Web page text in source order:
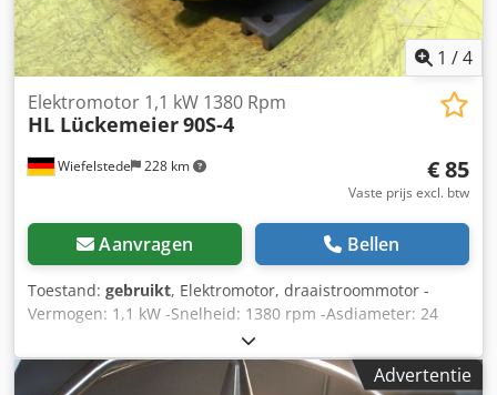
1 /4
Wiefelstede 228 km
Elektromotor 1,1 kW 1380 Rpm
HL Lückemeier90S-4
€ 85
Vaste prijs excl. btw
Aanvragen Bellen
Toestand: gebruikt, Elektromotor, draaistroommotor -
Vermogen: 1,1 kW -Snelheid: 1380 rpm -Asdiameter: 24
mm -Bouw: B3 -Beschermingsklasse: - Codpfx Aodkdk Som
Aorf -Prijs: per stuk -Aantal: 1x beschikbaar -Maten:
300/240/H180 mm -gewicht: 19,8 kg
Advertentie